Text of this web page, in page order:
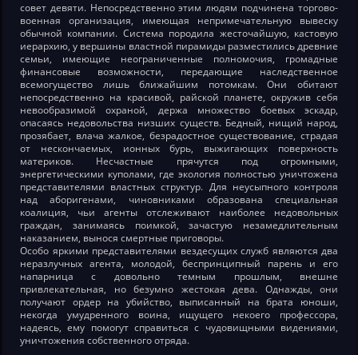
совет девяти. Непосредственно этим людям подчинена торгово-
военная организация, имеющая непримечательную вывеску
обычной компании. Система породила жесточайшую, кастовую
иерархию, у вершины властной пирамиды разместились древние
семьи, имеющие неограниченные полномочия, громадные
финансовые возможности, передающие наследственное
всемогущество лишь ближайшим потомкам. Они обитают
непосредственно на красивой, райской планете, окружив себя
невообразимой охраной, держа множество боевых эскадр,
опасаясь недовольства низших существ. Бедный, нищий народ,
прозябает, влача жалкое, безрадостное существование, страдая
от нескончаемых, ионных бурь, выжигающих поверхность
материков. Несчастные прячутся под огромными,
энергетическими куполами, где экология полностью уничтожена
представителями властных структур. Для неусыпного контроля
над аборигенами, чиновниками образована специальная
коалиция, чьи агенты отслеживают наиболее недовольных
граждан, занимаясь поимкой, зачастую незамедлительным
наказанием, вынося смертные приговоры.
Особо яркими представителями вездесущих служб являются два
неразлучных агента, молодой, беспринципный парень и его
напарница с довольно темным прошлым, внешне
привлекательная, но безумно жестокая дева. Однажды, они
получают ордер на убийство, выписанный на брата юноши,
некогда умудренного воина, ищущего некоего профессора,
надеясь, ему помогут справиться с чудовищными видениями,
уничтожения собственного отряда.